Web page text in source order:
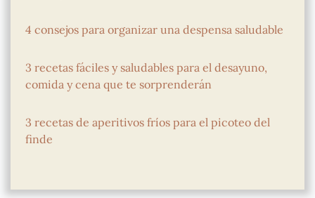
4 consejos para organizar una despensa saludable
3 recetas fáciles y saludables para el desayuno,
comida y cena que te sorprenderán
3 recetas de aperitivos fríos para el picoteo del
finde